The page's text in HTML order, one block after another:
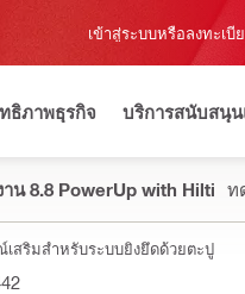
เข้าสู่ระบบหรือลงทะเบี
ธิภาพธุรกิจ บริการสนับสนุ
าน 8.8 PowerUp with Hilti ท
เสริมสำหรับระบบยิงยึดด้วยตะปู